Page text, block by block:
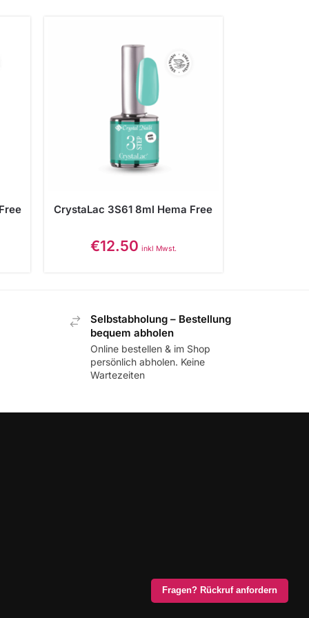
Fragen? Rückruf anfordern
CrystaLac 3S61 8ml Hema Free
€12.50 inkl Mwst.
Selbstabholung – Bestellung
bequem abholen
Online bestellen & im Shop
persönlich abholen. Keine
Wartezeiten